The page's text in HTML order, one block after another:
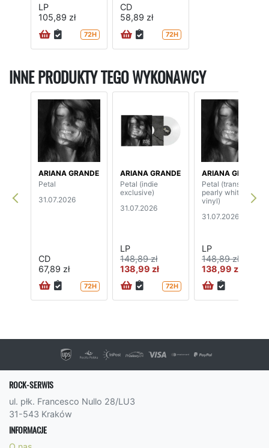
LP
105,89 zł
72H
CD
58,89 zł
72H
INNE PRODUKTY TEGO WYKONAWCY
ARIANA GRANDE
Petal
31.07.2026
CD
67,89 zł
72H
ARIANA GRANDE
Petal (indie
exclusive)
31.07.2026
LP
148,89 zł
138,99 zł
72H
ARIANA GRANDE
Petal (translucent
pearly white
vinyl)
31.07.2026
LP
148,89 zł
138,99 zł
ROCK-SERWIS
ul. płk. Francesco Nullo 28/LU3
31-543 Kraków
INFORMACJE